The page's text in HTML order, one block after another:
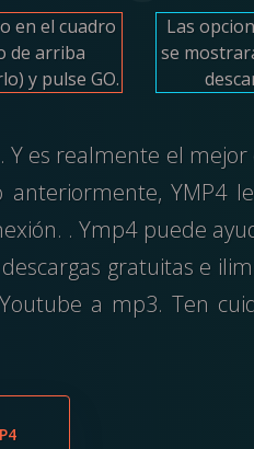
en el cuadro
de arriba
y pulse GO.
Las
se
es realmente el
YMP4
. Ymp4 puede
gratuitas e
a mp3. Ten